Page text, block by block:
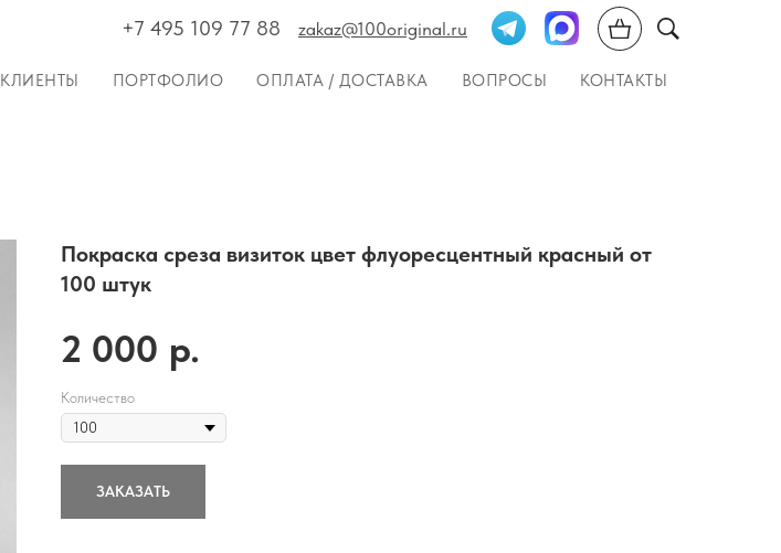
+7 495 109 77 88 zakaz@100original.ru
КЛИЕНТЫ ПОРТФОЛИО ОПЛАТА / ДОСТАВКА ВОПРОСЫ КОНТАКТЫ
Покраска среза визиток цвет флуоресцентный красный от
100 штук
2 000 р.
Количество
ЗАКАЗАТЬ